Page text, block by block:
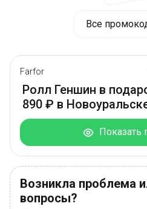
Все
Farfor
Ролл Геншин в
890 ₽ в
Показать
Возникла проблема
вопросы?